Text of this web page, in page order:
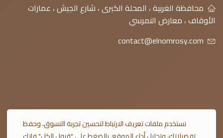
محافظة الغربية ، المحلة الكبرى ، شارع الجيش ، عمارات
الأوقاف ، معارض النمرسي
contact@elnomrosy.com
© 2026 النمرسي جميع الحقوق محفوظة
نستخدم ملفات تعريف الارتباط لتحسين تجربة التسوق، وحفظ